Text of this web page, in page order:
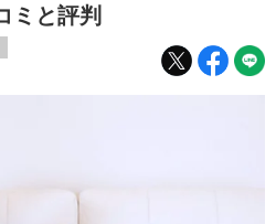
ミと評判